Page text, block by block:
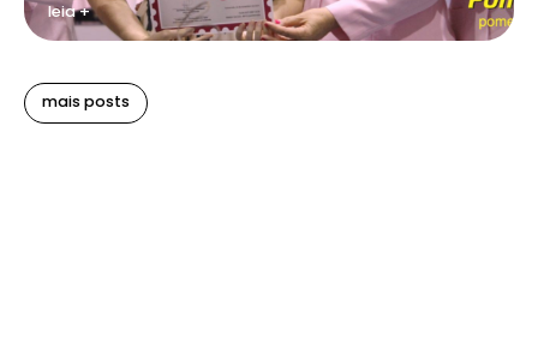
leia +
mais posts